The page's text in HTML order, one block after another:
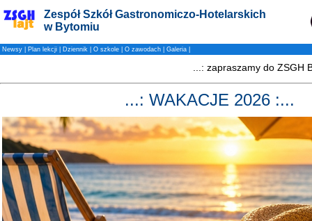
Zespół Szkół Gastronomiczo-Hotelarskich
w Bytomiu
Newsy Plan lekcji Dziennik O szkole O zawodach Galeria
...: WAKACJE 2026 :...